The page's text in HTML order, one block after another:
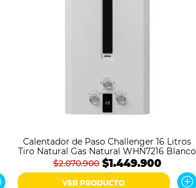
Calentador de Paso Challenger 16 Litros
Tiro Natural Gas Natural WHN7216 Blanco
$2.070.900 $1.449.900
VER PRODUCTO